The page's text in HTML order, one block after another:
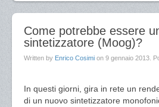
Come potrebbe essere
sintetizzatore (Moog)?
Written by Enrico Cosimi on 9 gennaio 2013 .
In questi giorni, gira in rete un
di un nuovo sintetizzatore